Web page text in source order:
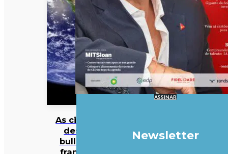
As cinzas
deste
bulldog
francês
ASSINAR
Newsletter